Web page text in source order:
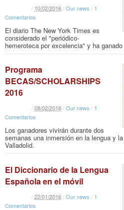
/ 10/02/2016/Our news / 1
Comentarios
El diario The New York Times es
considerado el "periódico-
hemeroteca por excelencia" y ha
Programa
BECAS/SCHOLARSHIPS
2016
/08/02/2016/Our news / 1
Comentarios
Los ganadores vivirán durante dos
semanas una inmersión en la lengua y
Valladolid.
El Diccionario de la Lengua
Española en el móvil
/22/01/2016/Our news / 1
Comentarios